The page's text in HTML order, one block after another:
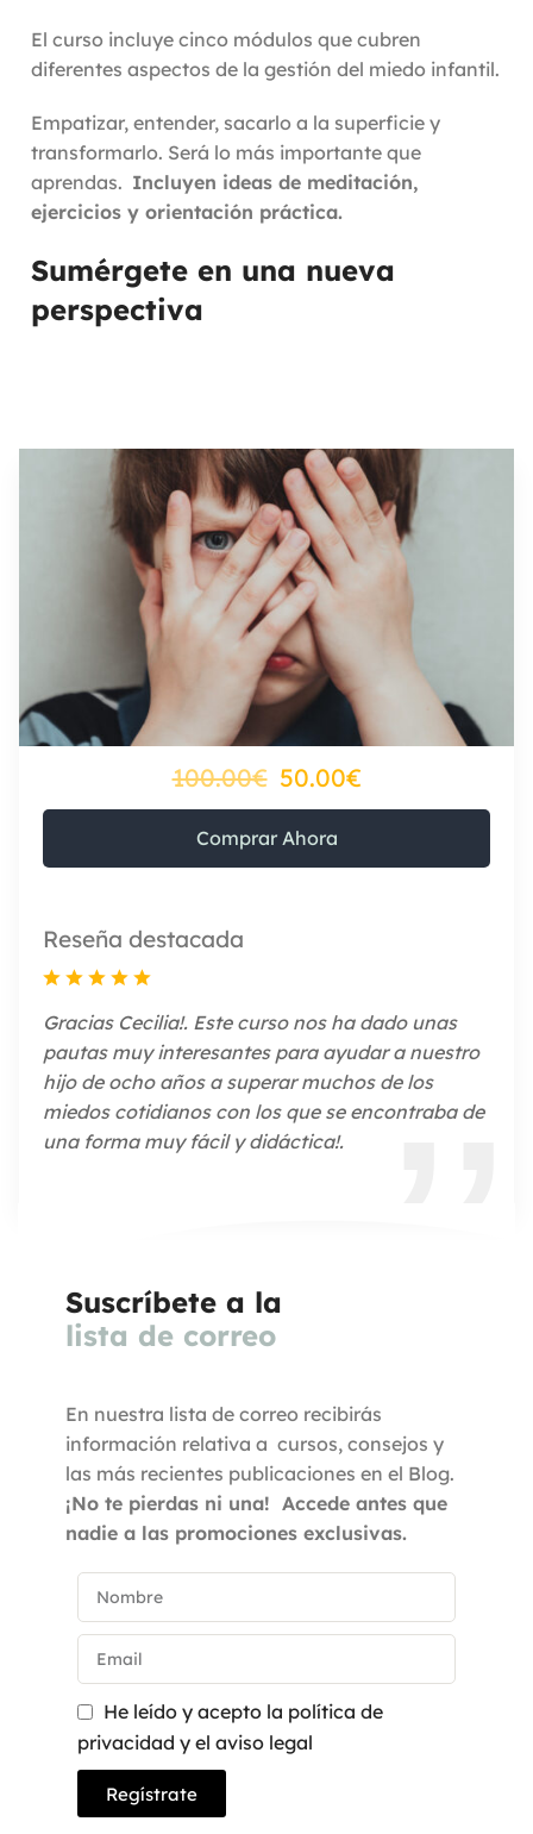
El curso incluye cinco módulos que cubren
diferentes aspectos de la gestión del miedo infantil.
Empatizar, entender, sacarlo a la superficie y
transformarlo. Será lo más importante que
aprendas. Incluyen ideas de meditación,
ejercicios y orientación práctica.
Sumérgete en una nueva
perspectiva
100.00€ 50.00€
Comprar Ahora
Reseña destacada
Gracias Cecilia!. Este curso nos ha dado unas
pautas muy interesantes para ayudar a nuestro
hijo de ocho años a superar muchos de los
miedos cotidianos con los que se encontraba de
una forma muy fácil y didáctica!.
Suscríbete a la
lista de correo
En nuestra lista de correo recibirás
información relativa a cursos, consejos y
las más recientes publicaciones en el Blog.
¡No te pierdas ni una! Accede antes que
nadie a las promociones exclusivas.
He leído y acepto la política de
privacidad y el aviso legal
Regístrate